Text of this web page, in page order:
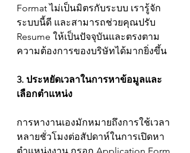
Format ไม่เป็นมิตรกับระบบ เรารู้จัก
ระบบนี้ดี และสามารถช่วยคุณปรับ
Resume ให้เป็นปัจจุบันและตรงตาม
ความต้องการของบริษัทได้มากยิ่งขึ้น
3. ประหยัดเวลาในการหาข้อมูลและ
เลือกตำแหน่ง
การหางานเองมักหมายถึงการใช้เวลา
หลายชั่วโมงต่อสัปดาห์ในการเปิดหา